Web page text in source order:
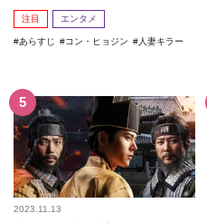
注目 エンタメ
あらすじ コン・ヒョジン 人妻キラー
2023.11.13